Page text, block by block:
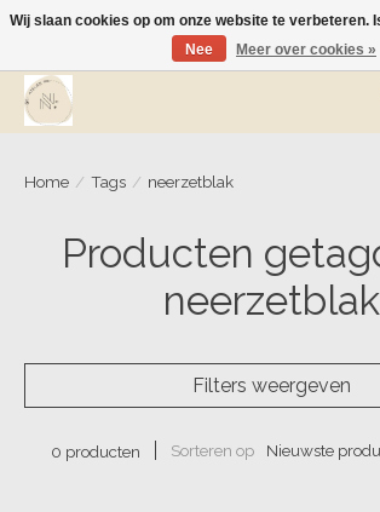
Wij zijn op vakantie! Vanaf zaterdag 9 mei worden er
Home / Tags / neerzetblak
Producten
neerzetblak
Filters weergeven
0 producten Sorteren op Nieuwste
Wij slaan cookies op om onze website te verbeteren.
Nee
Meer over cookies »